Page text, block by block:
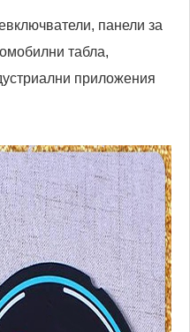
панели за
табла,
приложения